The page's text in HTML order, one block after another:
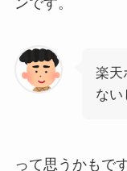
ンです。
楽天
ない
って思うかもで